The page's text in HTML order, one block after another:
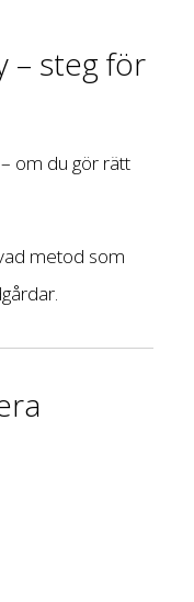
– steg för
om du gör rätt
metod som